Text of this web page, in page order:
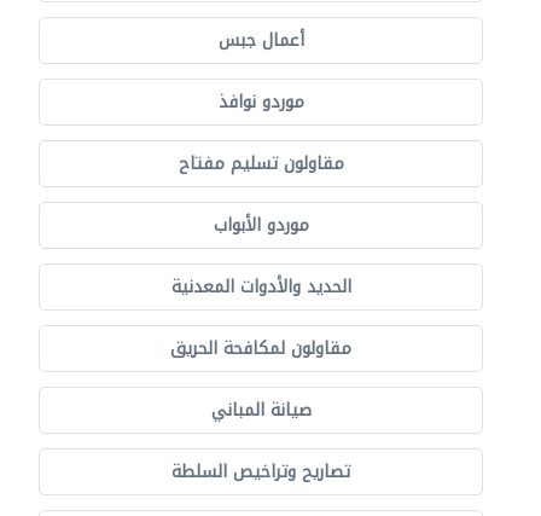
أعمال جبس
موردو نوافذ
مقاولون تسليم مفتاح
موردو الأبواب
الحديد والأدوات المعدنية
مقاولون لمكافحة الحريق
صيانة المباني
تصاريح وتراخيص السلطة